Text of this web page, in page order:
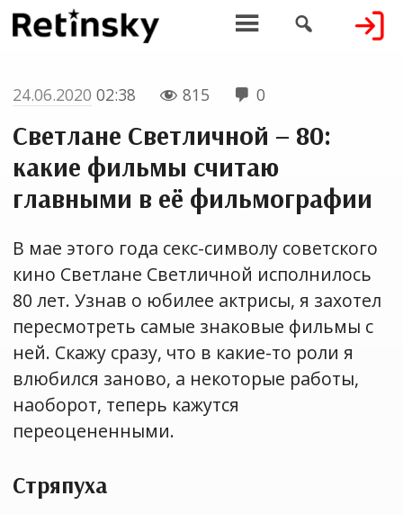
 
24.06.2020 02:38  815  0
Светлане Светличной – 80:
какие фильмы считаю
главными в её фильмографии
В мае этого года секс-символу советского
кино Светлане Светличной исполнилось
80 лет. Узнав о юбилее актрисы, я захотел
пересмотреть самые знаковые фильмы с
ней. Скажу сразу, что в какие-то роли я
влюбился заново, а некоторые работы,
наоборот, теперь кажутся
переоцененными.
Стряпуха